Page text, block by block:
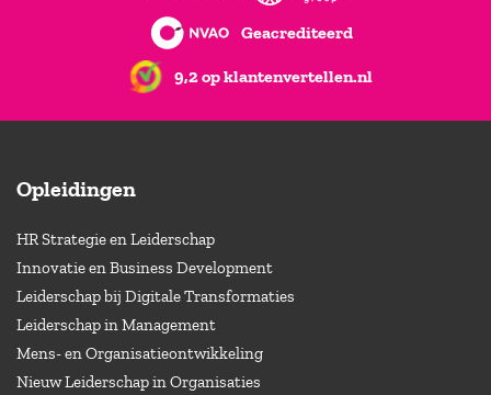
Geacrediteerd
9,2 op klantenvertellen.nl
Opleidingen
HR Strategie en Leiderschap
Innovatie en Business Development
Leiderschap bij Digitale Transformaties
Leiderschap in Management
Mens- en Organisatieontwikkeling
Nieuw Leiderschap in Organisaties